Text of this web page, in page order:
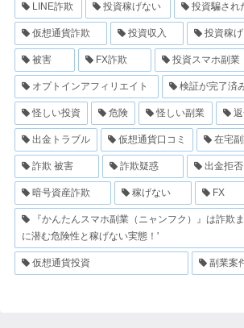
LINE詐欺 投資稼げない 投資騙され
仮想通貨詐欺 投資収入 投資稼
被害 FX詐欺 投資スマホ副業
オプトインアフィリエイト 検証が完了済
怪しい投資 危険 怪しい副業 返
出金トラブル 仮想通貨口コミ 在宅
詐欺 被害 詐欺疑惑 出金拒否
暗号資産詐欺 稼げない FX
『かんたんスマホ副業（ニャンフク）』は詐欺
に潜む危険性と稼げない実態！'
仮想通貨投資 副業案